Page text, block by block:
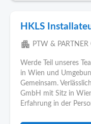
HKLS
apartment PTW & PARTNER
Werde Teil unseres
in Wien und
Gemeinsam.
GmbH mit Sitz in
Erfahrung in der